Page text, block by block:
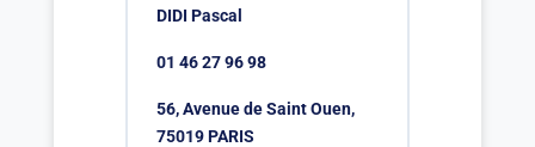
DIDI Pascal
01 46 27 96 98
56, Avenue de Saint Ouen,
75019 PARIS